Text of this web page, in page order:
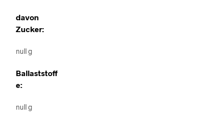
davon
Zucker:
null g
Ballaststoff
e:
null g